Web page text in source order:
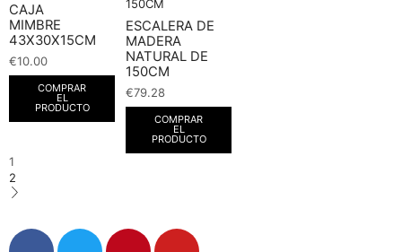
CAJA
MIMBRE
43X30X15CM
€10.00
COMPRAR
EL
PRODUCTO
ESCALERA DE
MADERA
NATURAL DE
150CM
€79.28
COMPRAR
EL
PRODUCTO
1
2